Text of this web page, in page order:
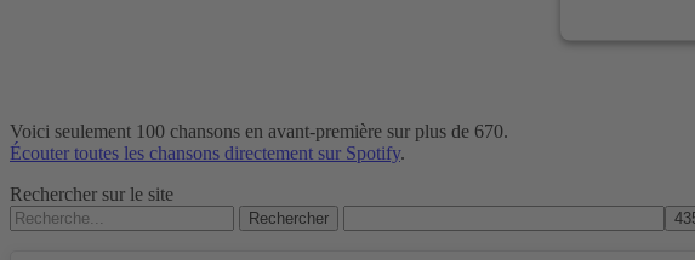
Voici seulement 100 chansons en avant-première sur plus de 670.
Écouter toutes les chansons directement sur Spotify.
Rechercher sur le site
Rechercher :